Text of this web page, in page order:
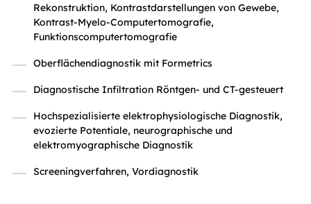
Rekonstruktion, Kontrastdarstellungen von Gewebe,
Kontrast-Myelo-Computertomografie,
Funktionscomputertomografie
Oberflächendiagnostik mit Formetrics
Diagnostische Infiltration Röntgen- und CT-gesteuert
Hochspezialisierte elektrophysiologische Diagnostik,
evozierte Potentiale, neurographische und
elektromyographische Diagnostik
Screeningverfahren, Vordiagnostik